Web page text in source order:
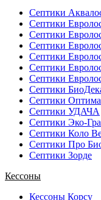
Септики
Септики
Септики
Септики
Септики
Септики
Септики
Септики
Септики Оптима
Септики УДАЧА
Септики Эко-
Септики Коло
Септики Про
Септики Зорде
Кессоны
Кессоны Корсу